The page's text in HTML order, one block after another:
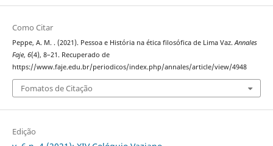
Como Citar
Peppe, A. M. . (2021). Pessoa e História na ética filosófica de Lima Vaz.Annales
Faje, 6(4), 8–21. Recuperado de
https://www.faje.edu.br/periodicos/index.php/annales/article/view/4948
Fomatos de Citação
Edição